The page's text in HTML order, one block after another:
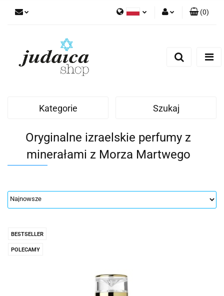
(0)
Kategorie Szukaj
Oryginalne izraelskie perfumy z
minerałami z Morza Martwego
BESTSELLER
POLECAMY